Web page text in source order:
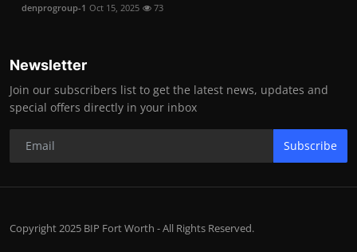
denprogroup-1 Oct 15, 2025 73
Newsletter
Join our subscribers list to get the latest news, updates and
special offers directly in your inbox
Subscribe
Copyright 2025 BIP Fort Worth - All Rights Reserved.